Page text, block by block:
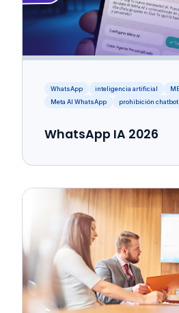
WhatsApp inteligencia artificial
Meta AI WhatsApp
prohibición
WhatsApp IA 2026